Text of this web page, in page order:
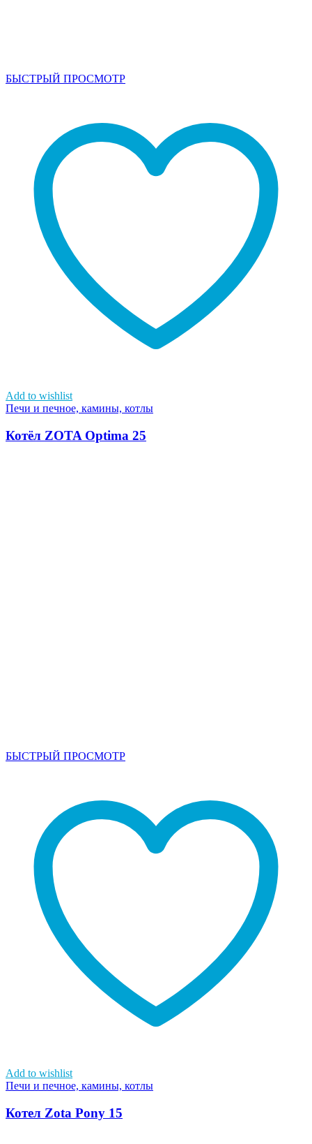
БЫСТРЫЙ ПРОСМОТР
Add to wishlist
Печи и печное, камины, котлы
Котёл ZOTA Optima 25
БЫСТРЫЙ ПРОСМОТР
Add to wishlist
Печи и печное, камины, котлы
Котел Zota Pony 15